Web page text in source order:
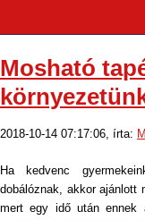
Mosható
2018-10-14 07:17:06, írta:
Ha kedvenc
dobálóznak, akkor ajánlott
mert egy idő után ennek